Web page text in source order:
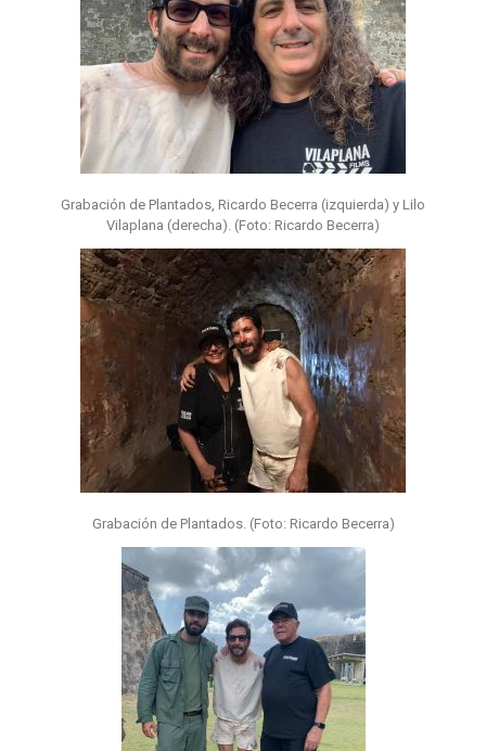
Grabación de Plantados, Ricardo Becerra (izquierda) y Lilo
Vilaplana (derecha). (Foto: Ricardo Becerra)
Grabación de Plantados. (Foto: Ricardo Becerra)